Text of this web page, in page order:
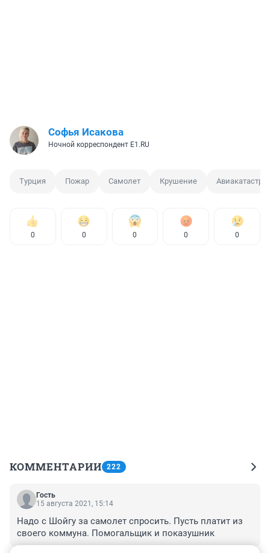
Софья Исакова
Ночной корреспондент E1.RU
Турция Пожар Самолет Крушение
0 0 0 0 0
КОММЕНТАРИИ 222
Гость
15 августа 2021, 15:14
Надо с Шойгу за самолет спросить. Пусть платит из
своего коммуна. Помогальщик и показушник